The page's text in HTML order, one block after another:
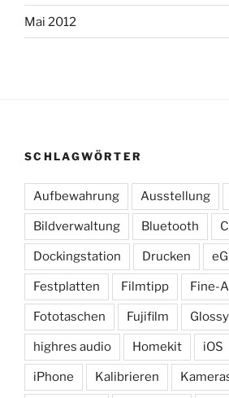
Mai 2012
SCHLAGWÖRTER
Aufbewahrung Ausstellung
Bildverwaltung Bluetooth
Dockingstation Drucken
Festplatten Filmtipp Fine-
Fototaschen Fujifilm
highres audio Homekit iOS
iPhone Kalibrieren